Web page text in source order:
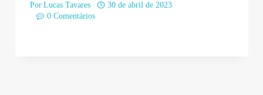
Por Lucas Tavares
30 de abril de 2023
0 Comentários